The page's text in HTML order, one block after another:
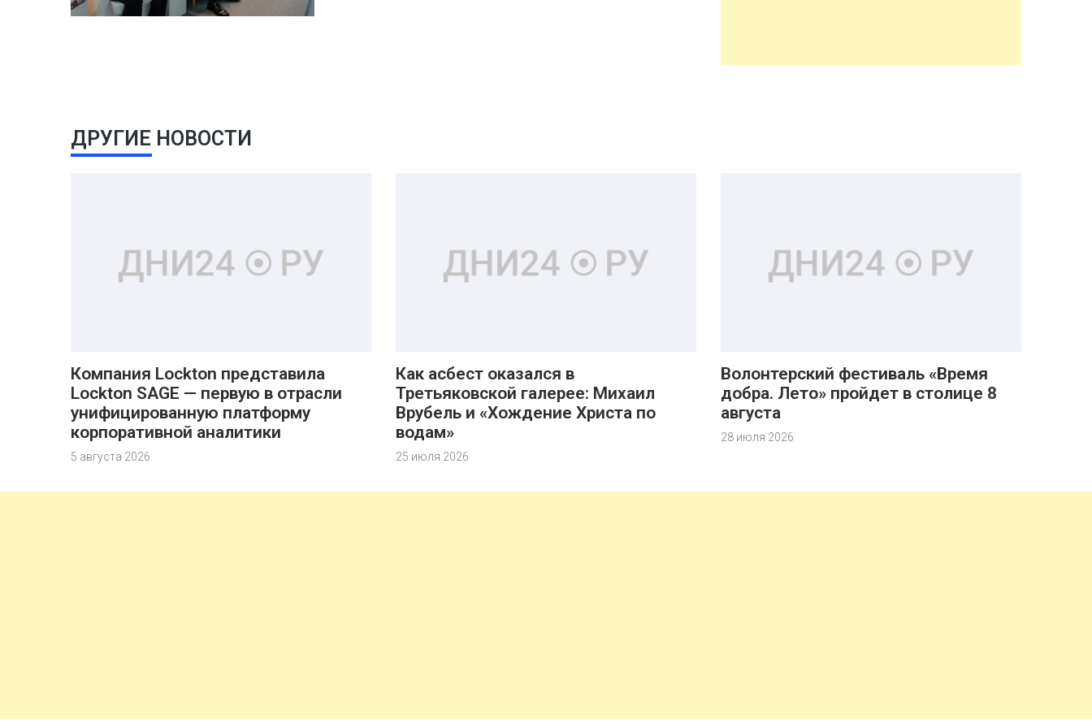
ДРУГИЕ НОВОСТИ
Компания Lockton представила
Lockton SAGE — первую в отрасли
унифицированную платформу
корпоративной аналитики
5 августа 2026
Как асбест оказался в
Третьяковской галерее: Михаил
Врубель и «Хождение Христа по
водам»
25 июля 2026
Волонтерский фестиваль «Время
добра. Лето» пройдет в столице 8
августа
28 июля 2026